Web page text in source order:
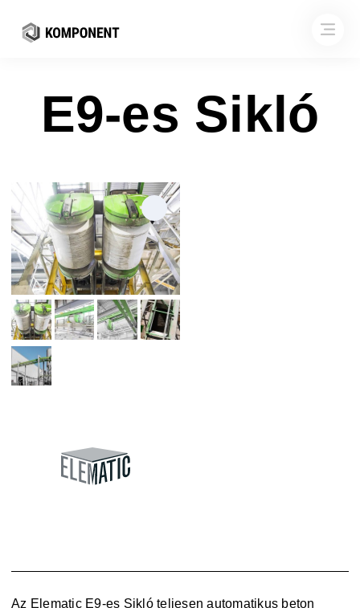
E9-es Sikló
Az Elematic E9-es Sikló teljesen automatikus beton